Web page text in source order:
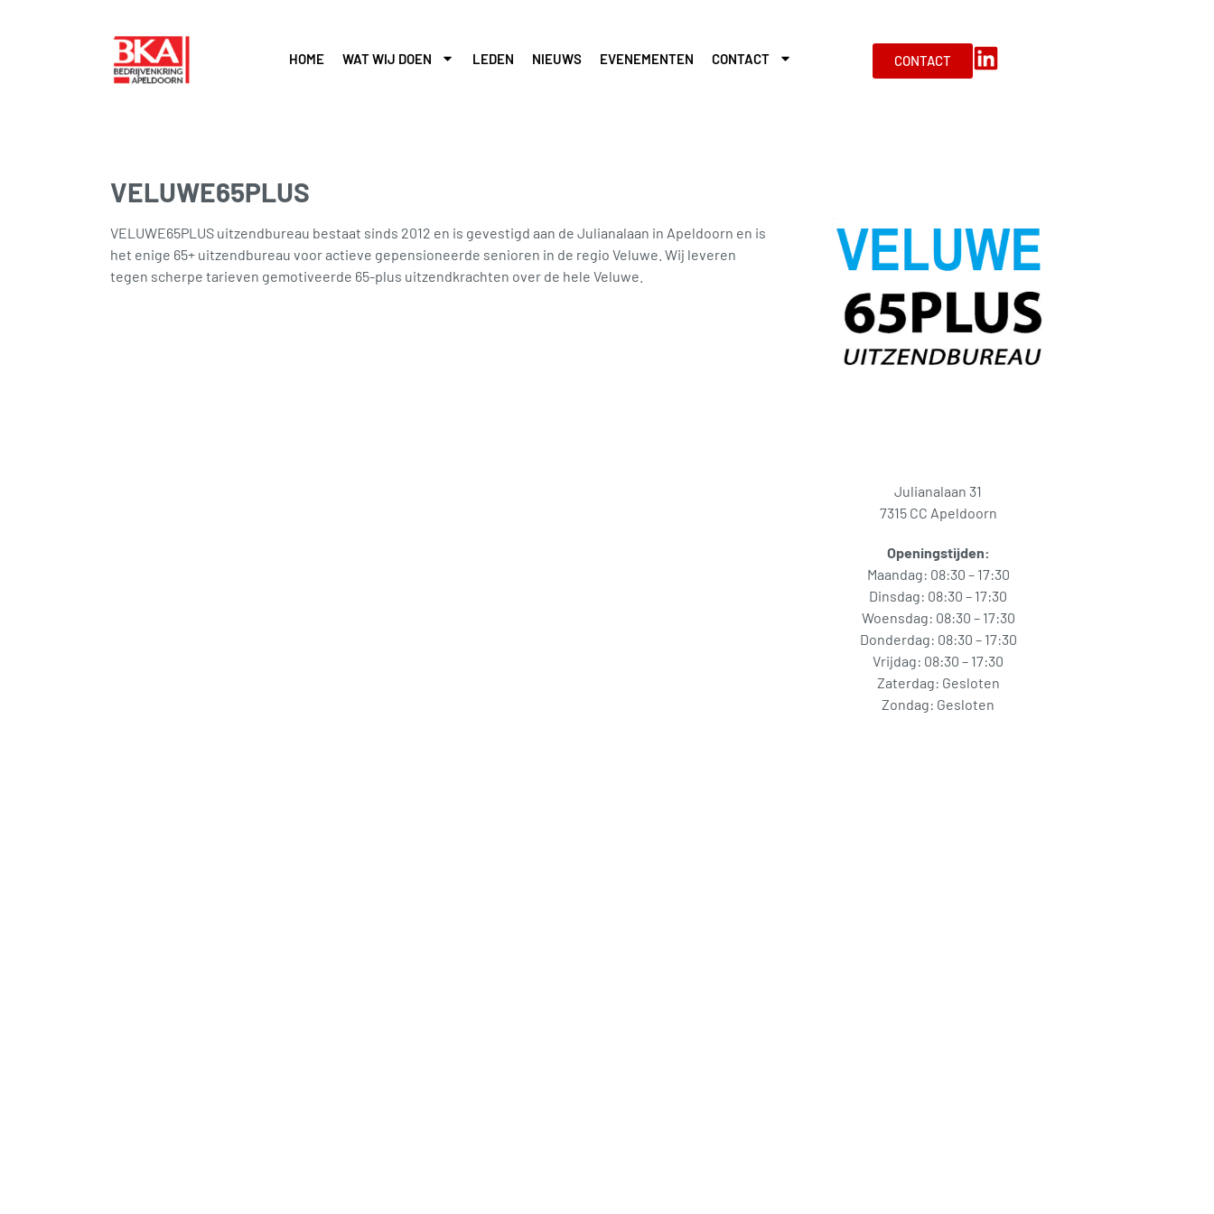
HOME WAT WIJ DOEN LEDEN NIEUWS EVENEMENTEN CONTACT CONTACT
VELUWE65PLUS
VELUWE65PLUS uitzendbureau bestaat sinds 2012 en is gevestigd aan de Julianalaan in Apeldoorn en is
het enige 65+ uitzendbureau voor actieve gepensioneerde senioren in de regio Veluwe. Wij leveren
tegen scherpe tarieven gemotiveerde 65-plus uitzendkrachten over de hele Veluwe.
Julianalaan 31
7315 CC Apeldoorn
Openingstijden:
Maandag: 08:30 – 17:30
Dinsdag: 08:30 – 17:30
Woensdag: 08:30 – 17:30
Donderdag: 08:30 – 17:30
Vrijdag: 08:30 – 17:30
Zaterdag: Gesloten
Zondag: Gesloten